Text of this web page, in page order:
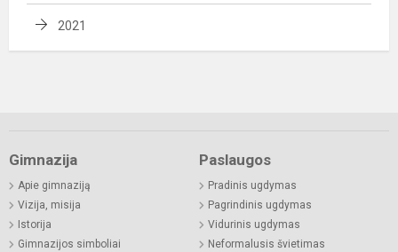
2021
Gimnazija
Apie gimnaziją
Vizija, misija
Istorija
Gimnazijos simboliai
Paslaugos
Pradinis ugdymas
Pagrindinis ugdymas
Vidurinis ugdymas
Neformalusis švietimas